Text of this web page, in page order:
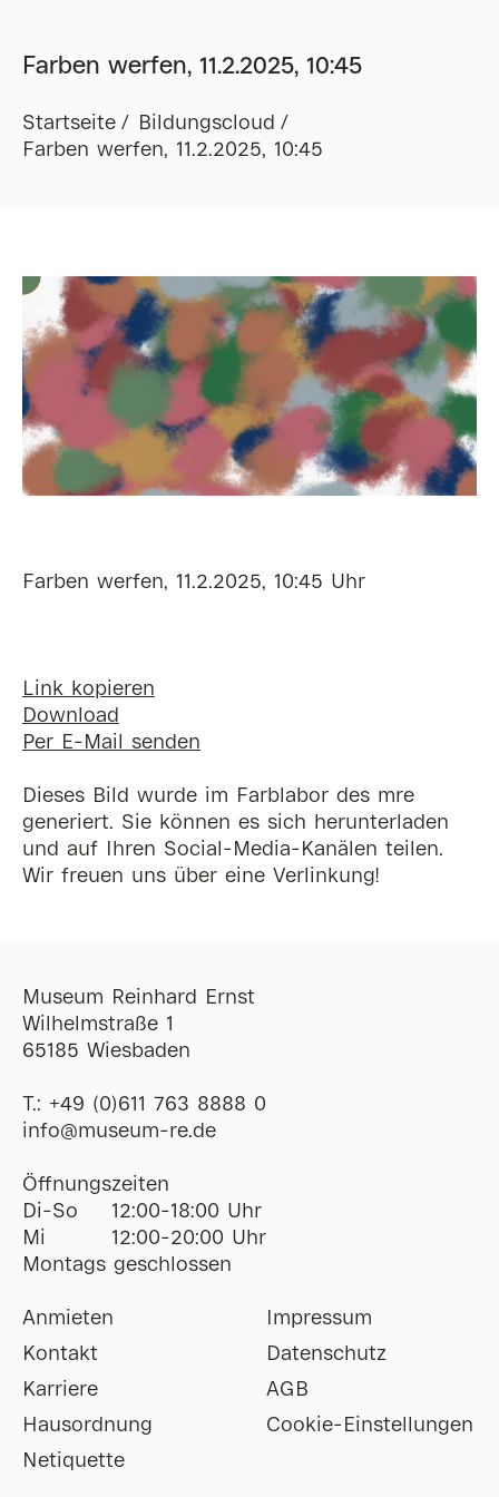
Farben werfen, 11.2.2025, 10:45
Startseite
Bildungscloud
Farben werfen, 11.2.2025, 10:45
Farben werfen, 11.2.2025, 10:45 Uhr
Link kopieren
Download
Per E-Mail senden
Dieses Bild wurde im Farblabor des mre
generiert. Sie können es sich herunterladen
und auf Ihren Social-Media-Kanälen teilen.
Wir freuen uns über eine Verlinkung!
Museum Reinhard Ernst
Wilhelmstraße 1
65185 Wiesbaden
T.: +49 (0)611 763 8888 0
ofni@museum-re de
Öffnungszeiten
Di-So
12:00-18:00 Uhr
Mi
12:00-20:00 Uhr
Montags geschlossen
Anmieten
Kontakt
Karriere
Hausordnung
Netiquette
Impressum
Datenschutz
AGB
Cookie-Einstellungen